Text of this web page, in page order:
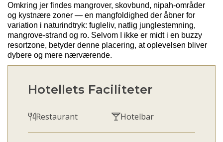
Omkring jer findes mangrover, skovbund, nipah-områder
og kystnære zoner — en mangfoldighed der åbner for
variation i naturindtryk: fugleliv, natlig junglestemning,
mangrove-strand og ro. Selvom I ikke er midt i en buzzy
resortzone, betyder denne placering, at oplevelsen bliver
dybere og mere nærværende.
Hotellets Faciliteter
Restaurant Hotelbar